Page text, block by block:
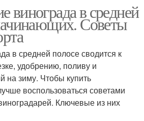
винограда в средней
Советы
в средней полосе сводится к
удобрению, поливу и
на зиму. Чтобы купить
воспользоваться советами
Ключевые из них